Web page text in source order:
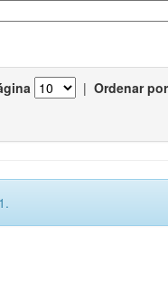
| Ordenar por